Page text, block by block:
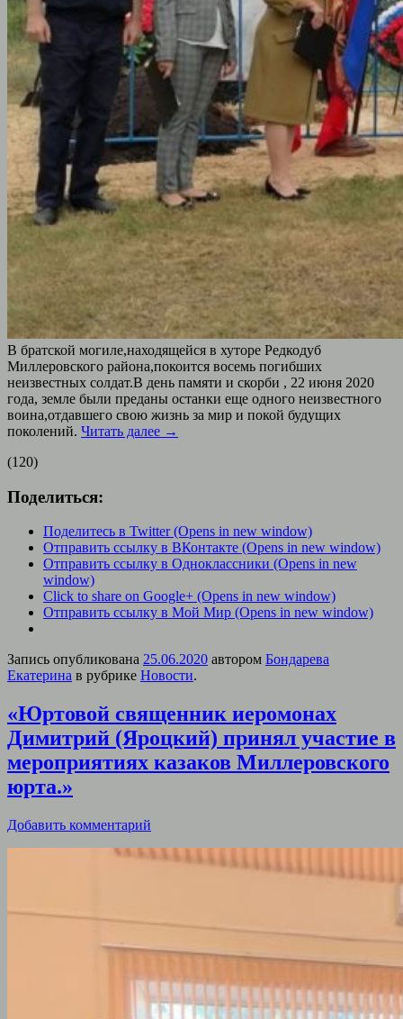
В братской могиле,находящейся в хуторе Редкодуб
Миллеровского района,покоится восемь погибших
неизвестных солдат.В день памяти и скорби , 22 июня 2020
года, земле были преданы останки еще одного неизвестного
воина,отдавшего свою жизнь за мир и покой будущих
поколений. Читать далее →
(120)
Поделиться:
Поделитесь в Twitter (Opens in new window)
Отправить ссылку в ВКонтакте (Opens in new window)
Отправить ссылку в Одноклассники (Opens in new
window)
Click to share on Google+ (Opens in new window)
Отправить ссылку в Мой Мир (Opens in new window)
Запись опубликована 25.06.2020 автором Бондарева
Екатерина в рубрике Новости.
«Юртовой священник иеромонах
Димитрий (Яроцкий) принял участие в
мероприятиях казаков Миллеровского
юрта.»
Добавить комментарий